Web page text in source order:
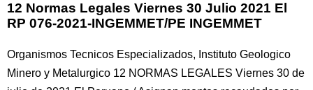
12 Normas Legales Viernes 30 Julio 2021 El
RP 076-2021-INGEMMET/PE INGEMMET
Organismos Tecnicos Especializados, Instituto Geologico
Minero y Metalurgico 12 NORMAS LEGALES Viernes 30 de